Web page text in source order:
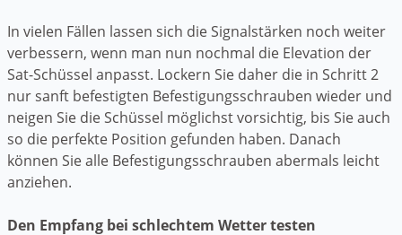
In vielen Fällen lassen sich die Signalstärken noch weiter
verbessern, wenn man nun nochmal die Elevation der
Sat-Schüssel anpasst. Lockern Sie daher die in Schritt 2
nur sanft befestigten Befestigungsschrauben wieder und
neigen Sie die Schüssel möglichst vorsichtig, bis Sie auch
so die perfekte Position gefunden haben. Danach
können Sie alle Befestigungsschrauben abermals leicht
anziehen.
Den Empfang bei schlechtem Wetter testen